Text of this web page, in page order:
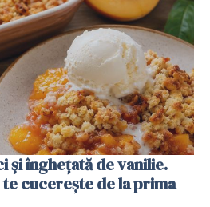
și înghețată de vanilie.
cucerește de la prima